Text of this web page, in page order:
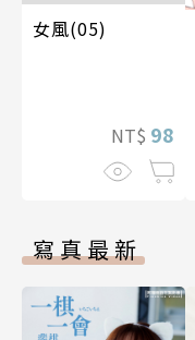
女風(05)
NT$ 98
寫真最新